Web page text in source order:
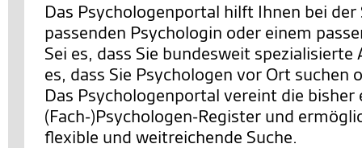
Das Psychologenportal hilft Ihnen bei der
passenden Psychologin oder einem
Sei es, dass Sie bundesweit spezialisierte
es, dass Sie Psychologen vor Ort suchen
Das Psychologenportal vereint die bisher
(Fach-)Psychologen-Register und
flexible und weitreichende Suche.